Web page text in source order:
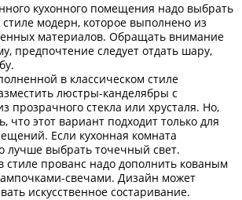
кухонного помещения надо выбрать
модерн, которое выполнено из
материалов. Обращать внимание
предпочтение следует отдать шару,
в классическом стиле
люстры-канделябры с
прозрачного стекла или хрусталя. Но,
что этот вариант подходит только для
Если кухонная комната
лучше выбрать точечный свет.
прованс надо дополнить кованым
свечами. Дизайн может
искусственное состаривание.